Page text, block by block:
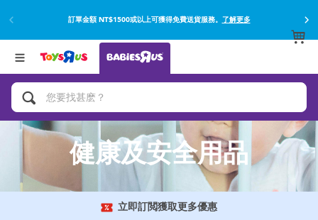
訂單金額 NT$1500或以上可獲得免費送貨服務。 了解更多
網上購買並使用門市取貨在店內取貨。
分類目錄
遊戲及活動
嬰兒專用禮品
沐浴及如厠訓練用品
嬰兒及兒童汽車座椅
品牌
查看所有
健康及安全用品
立即訂閲獲取更多優惠